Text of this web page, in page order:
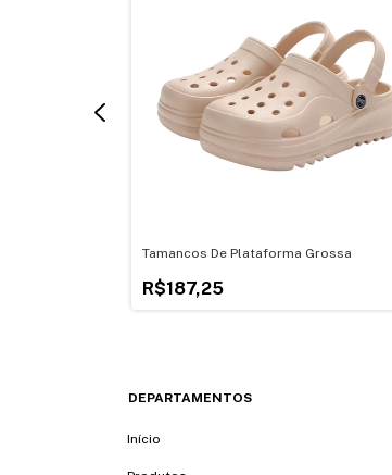
Tamancos De Plataforma Grossa
R$187,25
DEPARTAMENTOS
Início